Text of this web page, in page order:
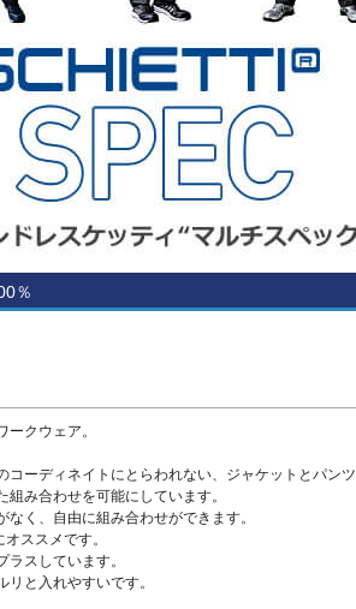
％
ークウェア。
ーディネイトにとらわれない、ジャケットとパンツ
み合わせを可能にしています。
く、自由に組み合わせができます。
ススメです。
スしています。
と入れやすいです。